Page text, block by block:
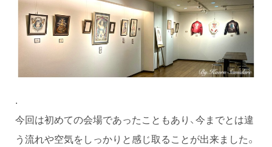
.
今回は初めての会場であったこともあり、今までとは違
う流れや空気をしっかりと感じ取ることが出来ました。